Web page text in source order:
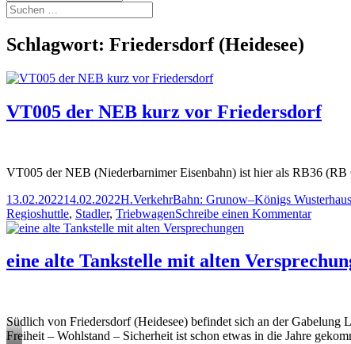
Suchen
nach:
Schlagwort: Friedersdorf (Heidesee)
VT005 der NEB kurz vor Friedersdorf
VT005 der NEB (Niederbarnimer Eisenbahn) ist hier als RB36
Veröffentlicht
am
13.02.202214.02.2022Autor
H.Kategorien
VerkehrSchlagwörter
Bahn: Grunow–Königs
Regioshuttle, Stadler, TriebwagenSchreibe einen Kommentarzu
NEB
kurz
eine alte Tankstelle mit alten
Südlich von Friedersdorf (Heidesee) befindet sich an der Gabelung
Freiheit – Wohlstand – Sicherheit ist schon etwas in die Jahre